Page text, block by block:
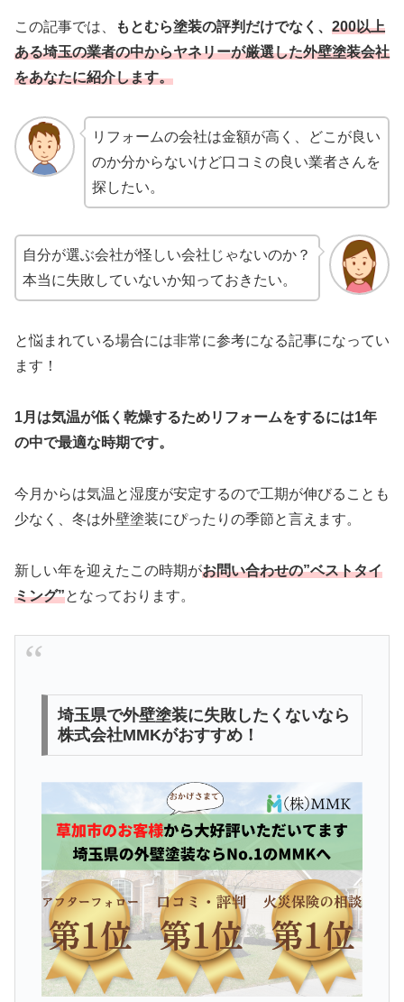
この記事では、 もとむら塗装の評判だけでなく、 200以上
ある埼玉の業者の中からヤネリーが厳選した外壁塗装会社
をあなたに紹介します。
リフォームの会社は金額が高く、どこが良い
のか分からないけど口コミの良い業者さんを
探したい。
自分が選ぶ会社が怪しい会社じゃないのか？
本当に失敗していないか知っておきたい。
と悩まれている場合には非常に参考になる記事になってい
ます！
1月は気温が低く乾燥するためリフォームをするには1年
の中で最適な時期です。
今月からは気温と湿度が安定するので工期が伸びることも
少なく、冬は外壁塗装にぴったりの季節と言えます。
新しい年を迎えたこの時期がお問い合わせの”ベストタイ
ミング”となっております。
埼玉県で外壁塗装に失敗したくないなら
株式会社MMKがおすすめ！